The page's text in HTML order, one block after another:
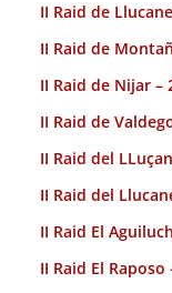
II Raid de
II Raid de
II Raid de Nijar –
II Raid de
II Raid del
II Raid del
II Raid El
II Raid El Raposo